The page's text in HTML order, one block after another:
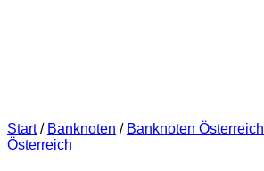
Start / Banknoten / Banknoten Österreich
Österreich